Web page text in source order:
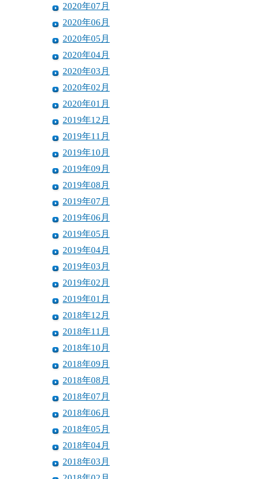
2020年07月
2020年06月
2020年05月
2020年04月
2020年03月
2020年02月
2020年01月
2019年12月
2019年11月
2019年10月
2019年09月
2019年08月
2019年07月
2019年06月
2019年05月
2019年04月
2019年03月
2019年02月
2019年01月
2018年12月
2018年11月
2018年10月
2018年09月
2018年08月
2018年07月
2018年06月
2018年05月
2018年04月
2018年03月